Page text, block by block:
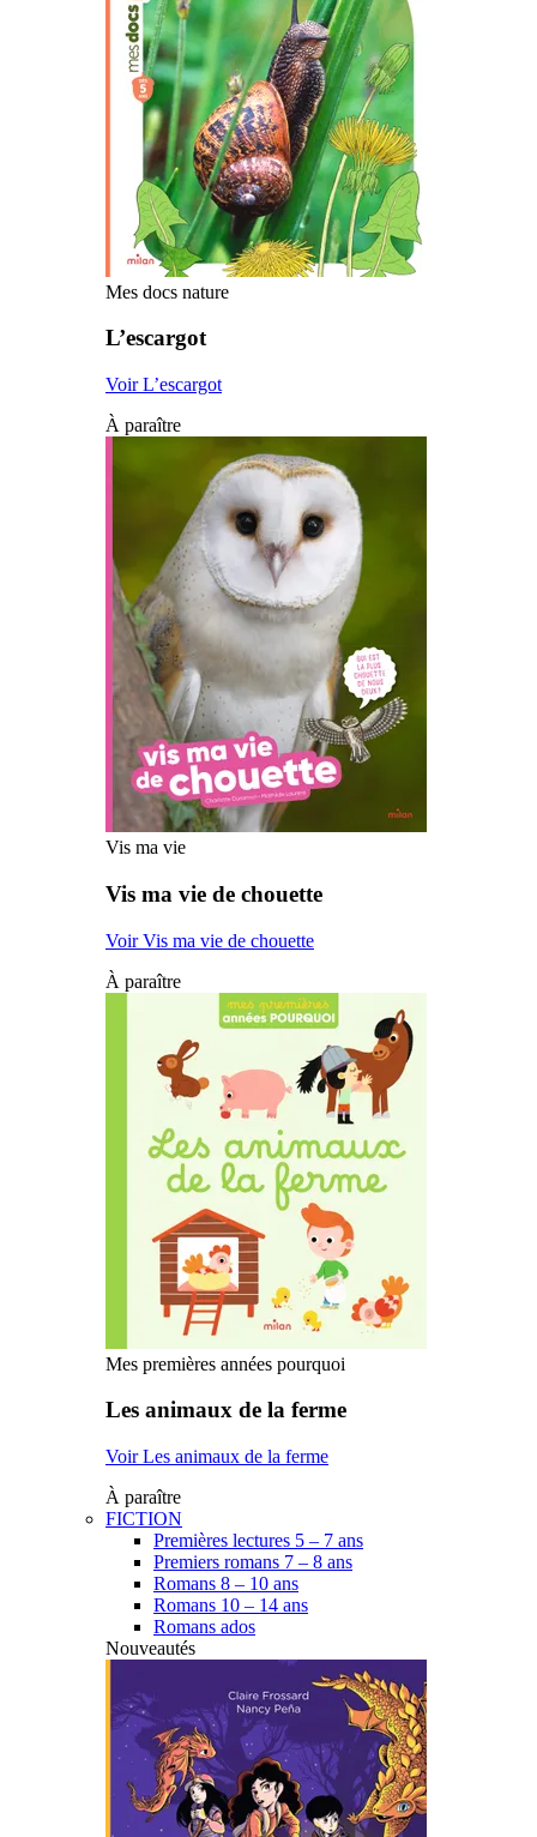
Mes docs nature
L’escargot
Voir L’escargot
À paraître
Vis ma vie
Vis ma vie de chouette
Voir Vis ma vie de chouette
À paraître
Mes premières années pourquoi
Les animaux de la ferme
Voir Les animaux de la ferme
À paraître
FICTION
Premières lectures 5 – 7 ans
Premiers romans 7 – 8 ans
Romans 8 – 10 ans
Romans 10 – 14 ans
Romans ados
Nouveautés